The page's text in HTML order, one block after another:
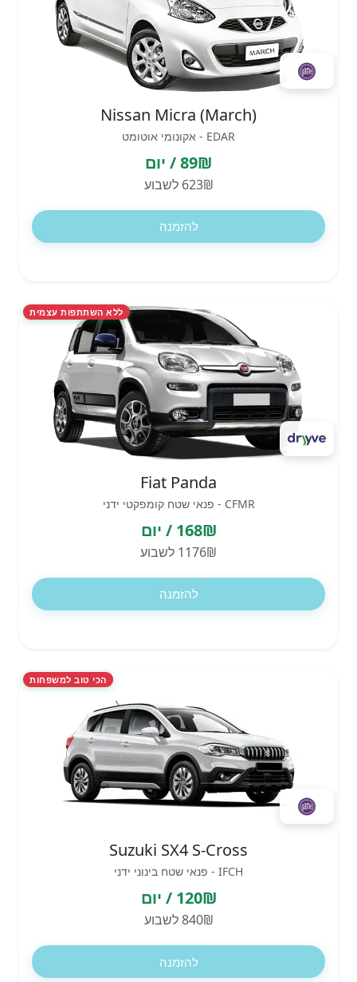
Nissan Micra (March)
EDAR - אקונומי אוטומט
89₪ / יום
623₪ לשבוע
להזמנה
ללא השתתפות עצמית
Fiat Panda
CFMR - פנאי שטח קומפקטי ידני
168₪ / יום
1176₪ לשבוע
להזמנה
הכי טוב למשפחות
Suzuki SX4 S-Cross
IFCH - פנאי שטח בינוני ידני
120₪ / יום
840₪ לשבוע
להזמנה